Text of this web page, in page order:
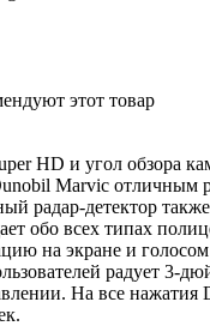
этот товар
HD и угол обзора
Marvic отличным
радар-детектор
обо всех типах
на экране и голосом
радует 3-
На все нажатия